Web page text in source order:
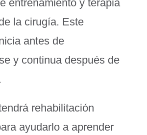
entrenamiento y terapia
la cirugía. Este
antes de
y continua después de
rehabilitación
ayudarlo a aprender